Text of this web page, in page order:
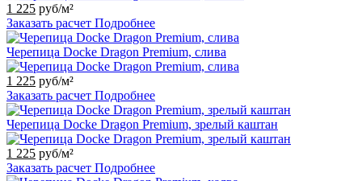
1 225 руб/м²
Заказать расчет Подробнее
Черепица Docke Dragon Premium, слива
1 225 руб/м²
Заказать расчет Подробнее
Черепица Docke Dragon Premium, зрелый каштан
1 225 руб/м²
Заказать расчет Подробнее